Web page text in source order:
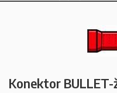
Konektor